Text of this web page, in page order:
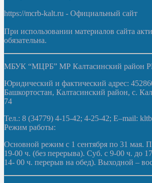
https://mcrb-kalt.ru - Официальный сайт
При использовании материалов сайта
обязательна.
МБУК “МЦРБ” МР Калтасинский район
Юридический и фактический адрес:
Башкортостан, Калтасинский район, с.
74
Тел.: 8 (34779) 4-15-42; 4-25-42; E–mail:
Режим работы:
Основной режим с 1 сентября по 31 мая.
19-00 ч. (без перерыва). Суб. с 9-00 ч. до
14- 00 ч. перерыв на обед). Выходной –